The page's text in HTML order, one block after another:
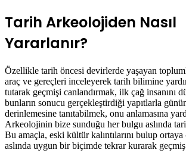
Tarih Arkeolojiden Nasıl
Yararlanır?
Özellikle tarih öncesi devirlerde yaşayan
araç ve gereçleri inceleyerek tarih bilimine
tutarak geçmişi canlandırmak, ilk çağ insanını
bunların sonucu gerçekleştirdiği yapıtlarla
derinlemesine tanıtabilmek, onu anlamasına
Arkeolojinin bize sunduğu her bulgu aslında
Bu amaçla, eski kültür kalıntılarını bulup ortaya
aslında uygun bir biçimde tekrar kurarak